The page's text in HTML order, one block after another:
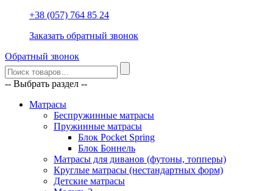
+38 (057) 764 85 24
Заказать обратный звонок
Обратный звонок
-- Выбрать раздел --
Матрасы
Беспружинные матрасы
Пружинные матрасы
Блок Pocket Spring
Блок Боннель
Матрасы для диванов (футоны, топперы)
Круглые матрасы (нестандартных форм)
Детские матрасы